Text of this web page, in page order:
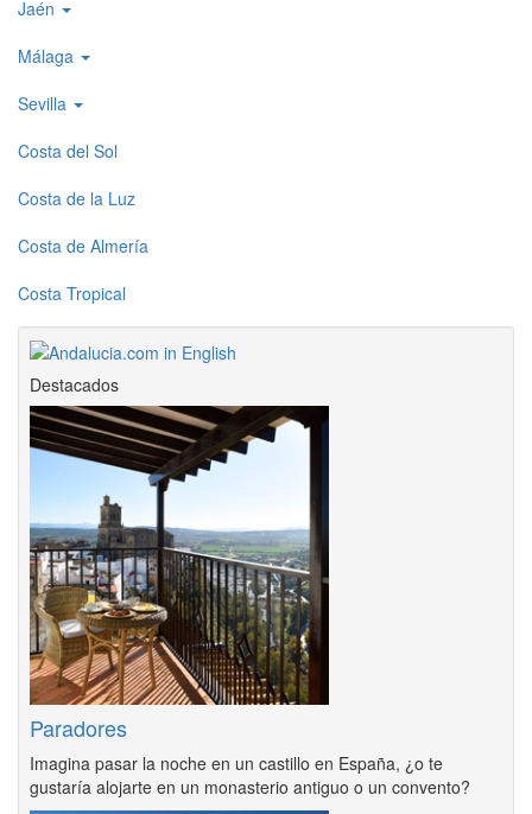
Jaén
Málaga
Sevilla
Costa del Sol
Costa de la Luz
Costa de Almería
Costa Tropical
Destacados
Paradores
Imagina pasar la noche en un castillo en España, ¿o te
gustaría alojarte en un monasterio antiguo o un convento?